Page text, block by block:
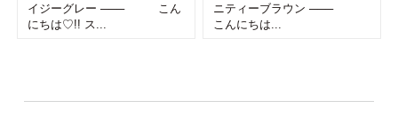
イジーグレー ─── こん
にちは♡!! ス...
ニティーブラウン ───
こんにちは...